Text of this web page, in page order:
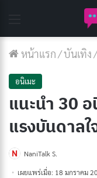
หน้าแรก/บันเทิง/
อนิเมะ
แนะนำ 30
แรงบันดาล
NaniTalk S.
เผยแพร่เมื่อ: 18 มกราคม